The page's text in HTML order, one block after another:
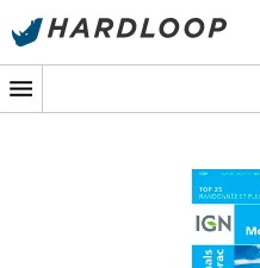
Zomeraanbiedingen 🔥 -5%